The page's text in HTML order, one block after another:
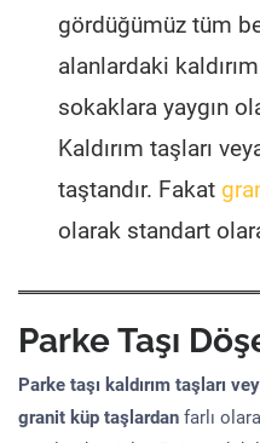
gördüğümüz tüm
alanlardaki
sokaklara yaygın
Kaldırım taşları
taştandır. Fakat
olarak standart
Parke Taşı
Parke taşı kaldırım taşları
granit küp taşlardan farlı